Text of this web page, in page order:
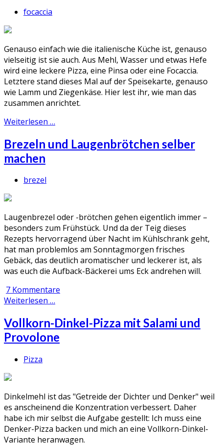
focaccia
Genauso einfach wie die italienische Küche ist, genauso
vielseitig ist sie auch. Aus Mehl, Wasser und etwas Hefe
wird eine leckere Pizza, eine Pinsa oder eine Focaccia.
Letztere stand dieses Mal auf der Speisekarte, genauso
wie Lamm und Ziegenkäse. Hier lest ihr, wie man das
zusammen anrichtet.
Weiterlesen …
Brezeln und Laugenbrötchen selber
machen
brezel
Laugenbrezel oder -brötchen gehen eigentlich immer –
besonders zum Frühstück. Und da der Teig dieses
Rezepts hervorragend über Nacht im Kühlschrank geht,
hat man problemlos am Sonntagmorgen frisches
Gebäck, das deutlich aromatischer und leckerer ist, als
was euch die Aufback-Bäckerei ums Eck andrehen will.
7 Kommentare
Weiterlesen …
Vollkorn-Dinkel-Pizza mit Salami und
Provolone
Pizza
Dinkelmehl ist das "Getreide der Dichter und Denker" weil
es anscheinend die Konzentration verbessert. Daher
habe ich mir selbst die Aufgabe gestellt: Ich muss eine
Denker-Pizza backen und mich an eine Vollkorn-Dinkel-
Variante heranwagen.